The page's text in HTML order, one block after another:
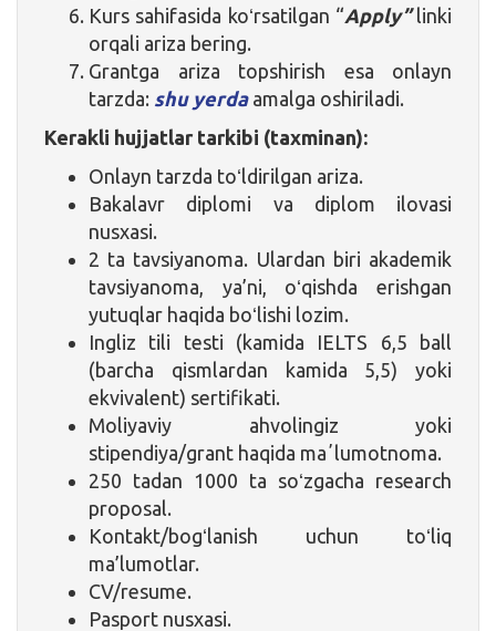
Kurs sahifasida koʻrsatilgan “Apply”linki
orqali ariza bering.
Grantga ariza topshirish esa onlayn
tarzda: shu yerdaamalga oshiriladi.
Kerakli hujjatlar tarkibi (taxminan):
Onlayn tarzda toʻldirilgan ariza.
Bakalavr diplomi va diplom ilovasi
nusxasi.
2 ta tavsiyanoma. Ulardan biri akademik
tavsiyanoma, ya’ni, oʻqishda erishgan
yutuqlar haqida boʻlishi lozim.
Ingliz tili testi (kamida IELTS 6,5 ball
(barcha qismlardan kamida 5,5) yoki
ekvivalent) sertifikati.
Moliyaviy ahvolingiz yoki
stipendiya/grant haqida maʼlumotnoma.
250 tadan 1000 ta soʻzgacha research
proposal.
Kontakt/bogʻlanish uchun toʻliq
ma’lumotlar.
CV/resume.
Pasport nusxasi.